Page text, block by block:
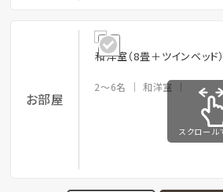
お部屋
和洋室（8畳＋ツインベッド）
2～6名 和洋室
スクロール